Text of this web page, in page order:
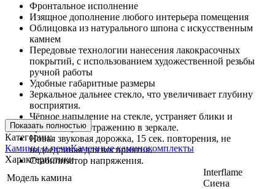
Фронтальное исполнение
Изящное дополнение любого интерьера помещения
Облицовка из натурального шпона с искусственным
камнем
Передовые технологии нанесения лакокрасочных
покрытий, с использованием художественной резьбы
ручной работы
Удобные габаритные размеры
Зеркальное дальнее стекло, что увеличивает глубину
восприятия.
Чёрное напыление на стекле, устраняет блики и
препятствует отражению в зеркале.
Новая звуковая дорожка, 15 сек. повторения, не
надоедливая для восприятия.
Стабилизатор напряжения.
Показать полностью
Категории:
Камины и печиКаменные каминокомплекты
Характеристики
Модель камина
Interflame
Сиена